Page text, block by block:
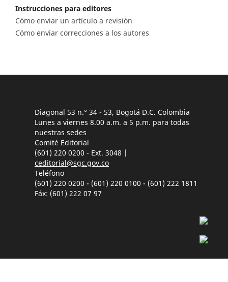
Instrucciones para editores
Cómo enviar un artículo a revisión
Cómo enviar correcciones a los autores
Diagonal 53 n.° 34 - 53, Bogotá D.C. Colombia
Lunes a viernes 8.00 a.m. a 5 p.m. para todas
nuestras sedes
Comité Editorial
(601) 220 0200 - Ext. 3048 |
ceditorial@sgc.gov.co
Teléfono
(601) 220 0200 - (601) 220 0100 - (601) 222 1811
Fáx: (601) 222 07 97